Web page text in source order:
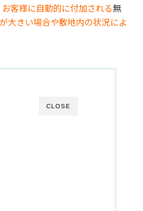
客様に自動的に付加される無
大きい場合や敷地内の状況によ
CLOSE